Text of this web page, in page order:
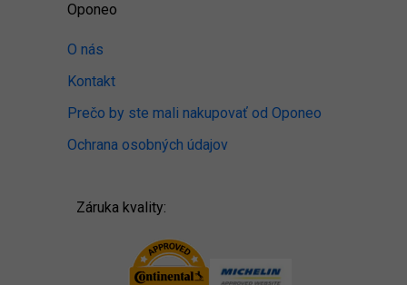
Oponeo
O nás
Kontakt
Prečo by ste mali nakupovať od Oponeo
Ochrana osobných údajov
Záruka kvality: